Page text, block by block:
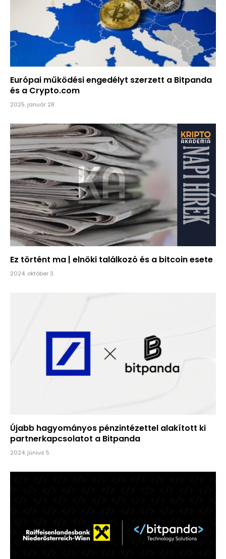
Európai működési engedélyt szerzett a Bitpanda
és a Crypto.com
2025. január 28.
Ez történt ma | elnöki találkozó és a bitcoin esete
2024. október 3.
Újabb hagyományos pénzintézettel alakított ki
partnerkapcsolatot a Bitpanda
2024. június 5.